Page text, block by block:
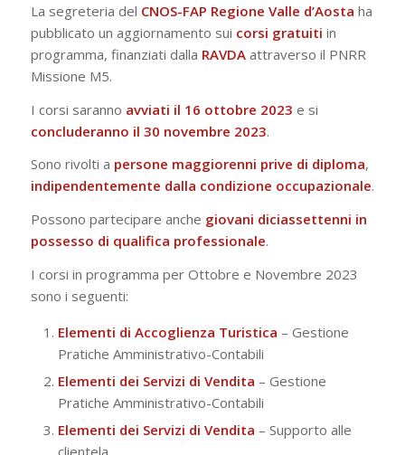
La segreteria del CNOS-FAP Regione Valle d’Aosta ha
pubblicato un aggiornamento sui corsi gratuiti in
programma, finanziati dalla RAVDAattraverso il PNRR
Missione M5.
I corsi saranno avviati il 16 ottobre 2023 e si
concluderanno il 30 novembre 2023.
Sono rivolti a persone maggiorenni prive di diploma,
indipendentemente dalla condizione occupazionale.
Possono partecipare anche giovani diciassettenni in
possesso di qualifica professionale.
I corsi in programma per Ottobre e Novembre 2023
sono i seguenti:
Elementi di Accoglienza Turistica – Gestione
Pratiche Amministrativo-Contabili
Elementi dei Servizi di Vendita – Gestione
Pratiche Amministrativo-Contabili
Elementi dei Servizi di Vendita – Supporto alle
clientela